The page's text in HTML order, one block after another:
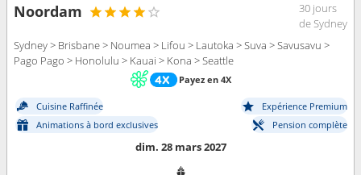
Noordam
30 jours
de Sydney
Sydney > Brisbane > Noumea > Lifou > Lautoka > Suva > Savusavu >
Pago Pago > Honolulu > Kauai > Kona > Seattle
Payez en 4X
Cuisine Raffinée
Expérience Premium
Animations à bord exclusives
Pension complète
dim. 28 mars 2027